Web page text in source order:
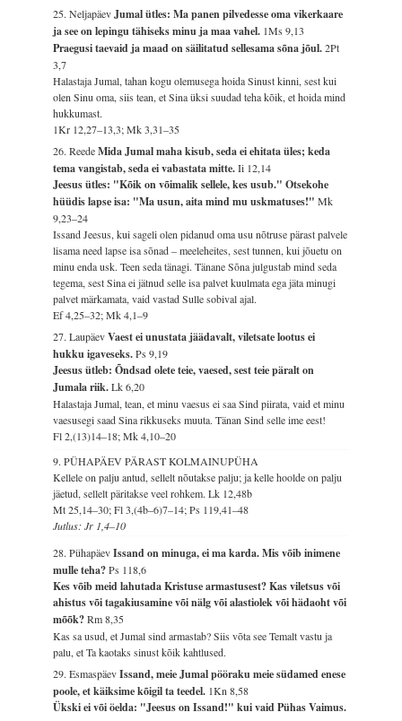
25. NeljapäevJumal ütles: Ma panen pilvedesse oma vikerkaare
ja see on lepingu tähiseks minu ja maa vahel. 1Ms 9,13
Praegusi taevaid ja maad on säilitatud sellesama sõna jõul.2Pt
3,7
Halastaja Jumal, tahan kogu olemusega hoida Sinust kinni, sest kui
olen Sinu oma, siis tean, et Sina üksi suudad teha kõik, et hoida mind
hukkumast.
1Kr 12,27–13,3; Mk 3,31–35
26. ReedeMida Jumal maha kisub, seda ei ehitata üles; keda
tema vangistab, seda ei vabastata mitte.Ii 12,14
Jeesus ütles: "Kõik on võimalik sellele, kes usub." Otsekohe
hüüdis lapse isa: "Ma usun, aita mind mu uskmatuses!"Mk
9,23–24
Issand Jeesus, kui sageli olen pidanud oma usu nõtruse pärast palvele
lisama need lapse isa sõnad – meeleheites, sest tunnen, kui jõuetu on
minu enda usk. Teen seda tänagi. Tänane Sõna julgustab mind seda
tegema, sest Sina ei jätnud selle isa palvet kuulmata ega jäta minugi
palvet märkamata, vaid vastad Sulle sobival ajal.
Ef 4,25–32; Mk 4,1–9
27. LaupäevVaest ei unustata jäädavalt, viletsate lootus ei
hukku igaveseks.Ps 9,19
Jeesus ütleb: Õndsad olete teie, vaesed, sest teie päralt on
Jumala riik.Lk 6,20
Halastaja Jumal, tean, et minu vaesus ei saa Sind piirata, vaid et minu
vaesusegi saad Sina rikkuseks muuta. Tänan Sind selle ime eest!
Fl 2,(13)14–18; Mk 4,10–20
9. PÜHAPÄEV PÄRAST KOLMAINUPÜHA
Kellele on palju antud, sellelt nõutakse palju; ja kelle hoolde on palju
jäetud, sellelt päritakse veel rohkem.Lk 12,48b
Mt 25,14–30; Fl 3,(4b–6)7–14; Ps 119,41–48
Jutlus: Jr 1,4–10
28. PühapäevIssand on minuga, ei ma karda. Mis võib inimene
mulle teha?Ps 118,6
Kes võib meid lahutada Kristuse armastusest? Kas viletsus või
ahistus või tagakiusamine või nälg või alastiolek või hädaoht või
mõõk?Rm 8,35
Kas sa usud, et Jumal sind armastab? Siis võta see Temalt vastu ja
palu, et Ta kaotaks sinust kõik kahtlused.
29. EsmaspäevIssand, meie Jumal pööraku meie südamed enese
poole, et käiksime kõigil ta teedel. 1Kn 8,58
Ükski ei või öelda: "Jeesus on Issand!" kui vaid Pühas Vaimus.